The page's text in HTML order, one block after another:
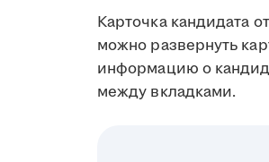
Карточка кандидата
можно развернуть
информацию о
между вкладками.